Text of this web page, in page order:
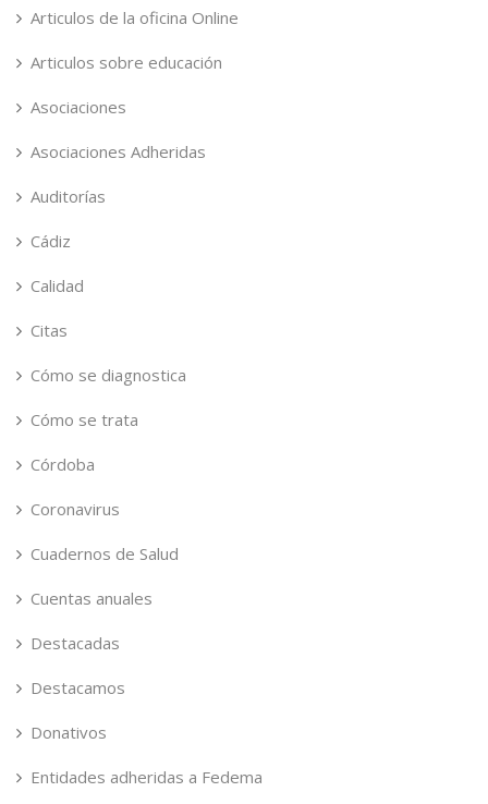
Articulos de la oficina Online
Articulos sobre educación
Asociaciones
Asociaciones Adheridas
Auditorías
Cádiz
Calidad
Citas
Cómo se diagnostica
Cómo se trata
Córdoba
Coronavirus
Cuadernos de Salud
Cuentas anuales
Destacadas
Destacamos
Donativos
Entidades adheridas a Fedema